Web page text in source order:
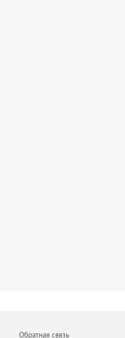
Обратная связь